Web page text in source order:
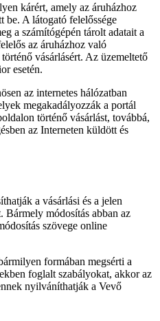
kárért, amely az áruházhoz
be. A látogató felelőssége
a számítógépén tárolt adatait a
az áruházhoz való
vásárlásért. Az üzemeltető
esetén.
az internetes hálózatban
megakadályozzák a portál
történő vásárlást, továbbá,
az Interneten küldött és
a vásárlási és a jelen
Bármely módosítás abban az
szövege online
formában megsérti a
foglalt szabályokat, akkor az
nyilváníthatják a Vevő